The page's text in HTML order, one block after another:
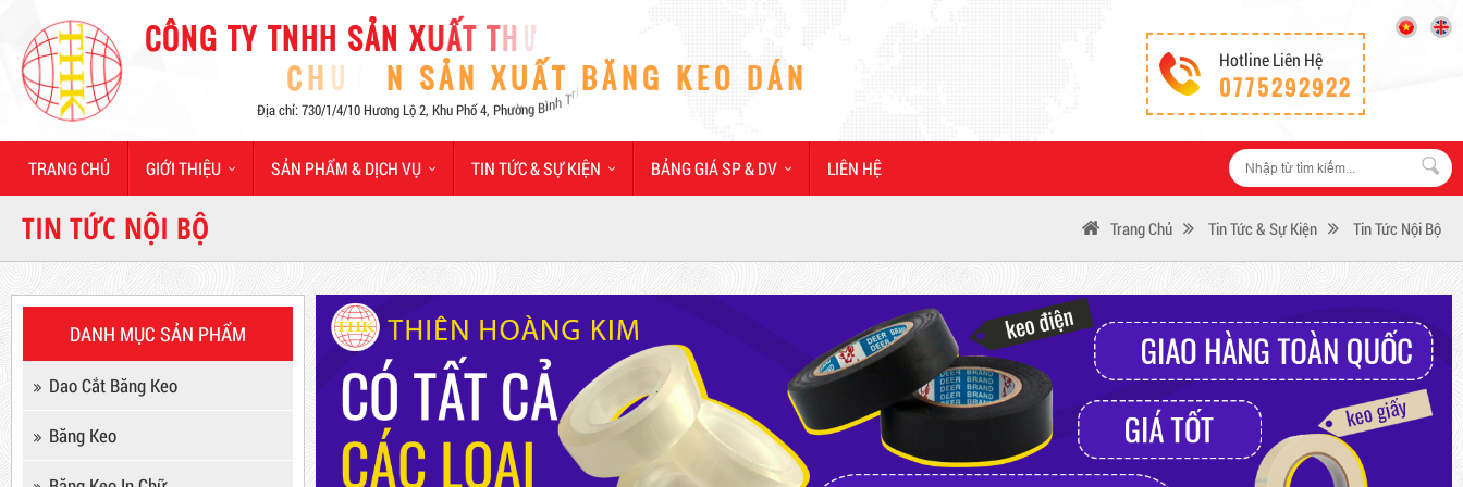
Hotline Liên Hệ
0775292922
TRANG CHỦ GIỚI THIỆU SẢN PHẨM & DỊCH VỤ TIN TỨC & SỰ KIỆN BẢNG GIÁ SP & DV LIÊN HỆ
TIN TỨC NỘI BỘ Trang Chủ Tin Tức & Sự Kiện Tin Tức Nội Bộ
DANH MỤC SẢN PHẨM
Dao Cắt Băng Keo
Băng Keo
Hot
Máy Sản Xuất Băng Keo
Mã sản phẩm: MSXBK